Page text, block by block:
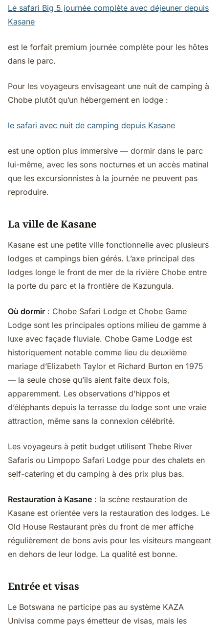
Le safari Big 5 journée complète avec déjeuner depuis
Kasane
est le forfait premium journée complète pour les hôtes
dans le parc.
Pour les voyageurs envisageant une nuit de camping à
Chobe plutôt qu’un hébergement en lodge :
le safari avec nuit de camping depuis Kasane
est une option plus immersive — dormir dans le parc
lui-même, avec les sons nocturnes et un accès matinal
que les excursionnistes à la journée ne peuvent pas
reproduire.
La ville de Kasane
Kasane est une petite ville fonctionnelle avec plusieurs
lodges et campings bien gérés. L’axe principal des
lodges longe le front de mer de la rivière Chobe entre
la porte du parc et la frontière de Kazungula.
Où dormir : Chobe Safari Lodge et Chobe Game
Lodge sont les principales options milieu de gamme à
luxe avec façade fluviale. Chobe Game Lodge est
historiquement notable comme lieu du deuxième
mariage d’Elizabeth Taylor et Richard Burton en 1975
— la seule chose qu’ils aient faite deux fois,
apparemment. Les observations d’hippos et
d’éléphants depuis la terrasse du lodge sont une vraie
attraction, même sans la connexion célébrité.
Les voyageurs à petit budget utilisent Thebe River
Safaris ou Limpopo Safari Lodge pour des chalets en
self-catering et du camping à des prix plus bas.
Restauration à Kasane : la scène restauration de
Kasane est orientée vers la restauration des lodges. Le
Old House Restaurant près du front de mer affiche
régulièrement de bons avis pour les visiteurs mangeant
en dehors de leur lodge. La qualité est bonne.
Entrée et visas
Le Botswana ne participe pas au système KAZA
Univisa comme pays émetteur de visas, mais les